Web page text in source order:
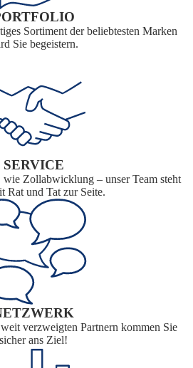
Sortiment der beliebtesten Marken
Sie begeistern.
SERVICE
Zollabwicklung – unser Team steht
Rat und Tat zur Seite.
verzweigten Partnern kommen Sie
sicher ans Ziel!